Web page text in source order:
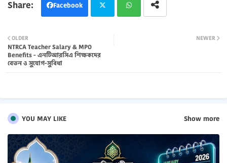
Facebook
NEWER
OLDER
NTRCA Teacher Salary & MPO
Benefits - এনটিআরসিএ শিক্ষকদের
বেতন ও সুযোগ-সুবিধা
YOU MAY LIKE Show more